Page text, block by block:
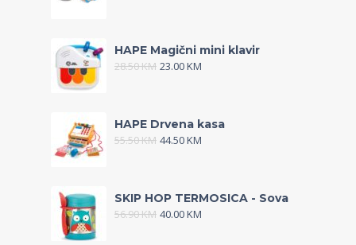
HAPE Magični mini klavir
28.50KM 23.00KM
HAPE Drvena kasa
55.50KM 44.50KM
SKIP HOP TERMOSICA - Sova
56.90KM 40.00KM